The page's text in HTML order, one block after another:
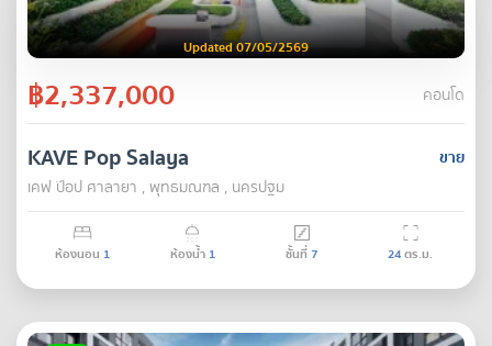
Updated 07/05/2569
฿2,337,000 คอนโด
ขาย
KAVE Pop Salaya
เคฟ ป๊อป ศาลายา , พุทธมณฑล , นครปฐม
ห้องนอน 1 ห้องน้ำ 1 ชั้นที่7 24ตร.ม.